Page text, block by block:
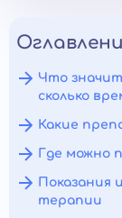
Что значит
сколько
Какие
Где можно
Показания
терапии